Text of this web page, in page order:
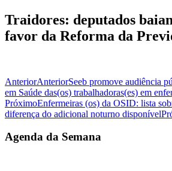
Traidores: deputados
favor da Reforma da
AnteriorAnteriorSeeb promove audiência
em Saúde das(os) trabalhadoras(es) em
PróximoEnfermeiras (os) da OSID: lista
diferença do adicional noturno disponível
Agenda da Semana